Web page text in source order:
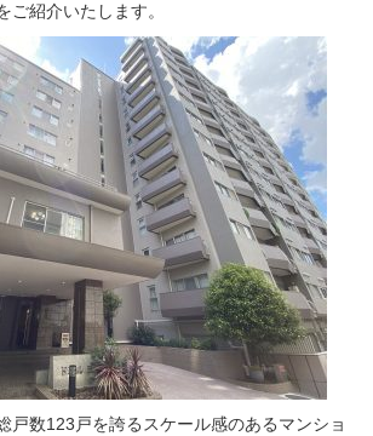
ご紹介いたします。
戸数123戸を誇るスケール感のあるマンショ